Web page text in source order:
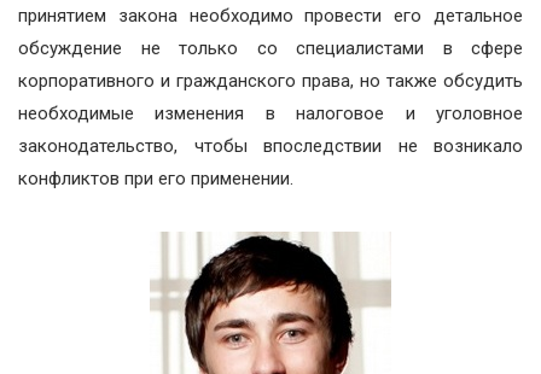
принятием закона необходимо провести его детальное
обсуждение не только со специалистами в сфере
корпоративного и гражданского права, но также обсудить
необходимые изменения в налоговое и уголовное
законодательство, чтобы впоследствии не возникало
конфликтов при его применении.